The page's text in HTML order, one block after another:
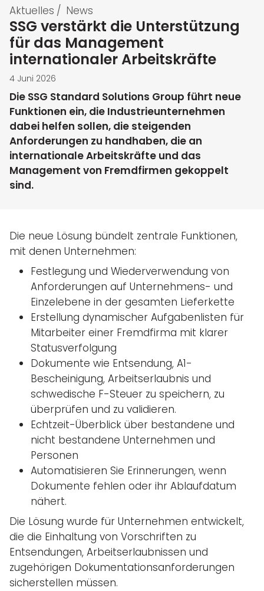
Aktuelles / News
SSG verstärkt die Unterstützung
für das Management
internationaler Arbeitskräfte
4 Juni 2026
Die SSG Standard Solutions Group führt neue
Funktionen ein, die Industrieunternehmen
dabei helfen sollen, die steigenden
Anforderungen zu handhaben, die an
internationale Arbeitskräfte und das
Management von Fremdfirmen gekoppelt
sind.
Die neue Lösung bündelt zentrale Funktionen,
mit denen Unternehmen:
Festlegung und Wiederverwendung von
Anforderungen auf Unternehmens- und
Einzelebene in der gesamten Lieferkette
Erstellung dynamischer Aufgabenlisten für
Mitarbeiter einer Fremdfirma mit klarer
Statusverfolgung
Dokumente wie Entsendung, A1-
Bescheinigung, Arbeitserlaubnis und
schwedische F-Steuer zu speichern, zu
überprüfen und zu validieren.
Echtzeit-Überblick über bestandene und
nicht bestandene Unternehmen und
Personen
Automatisieren Sie Erinnerungen, wenn
Dokumente fehlen oder ihr Ablaufdatum
nähert.
Die Lösung wurde für Unternehmen entwickelt,
die die Einhaltung von Vorschriften zu
Entsendungen, Arbeitserlaubnissen und
zugehörigen Dokumentationsanforderungen
sicherstellen müssen.